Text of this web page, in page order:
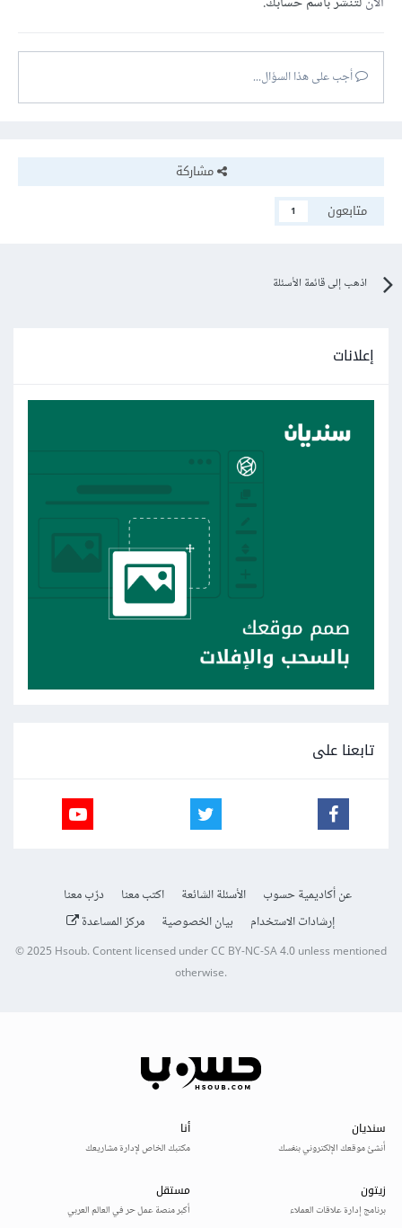
أجب على هذا السؤال...
مشاركة
متابعون
1
اذهب إلى قائمة الأسئلة
إعلانات
تابعنا على
عن أكاديمية حسوب الأسئلة الشائعة اكتب معنا
درّب معنا
إرشادات الاستخدام
بيان الخصوصية مركز المساعدة
© 2025Hsoub.Content licensed underCC BY-NC-SA 4.0unless mentioned
otherwise.